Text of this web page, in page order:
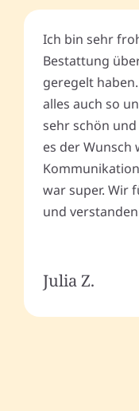
Ich bin sehr
Bestattung
geregelt
alles auch so
sehr schön
es der Wunsch
war super. Wir
und
Julia Z.